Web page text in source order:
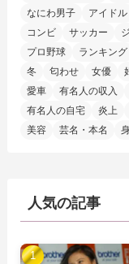
なにわ男子
アイドル
コンビ
サッカー
プロ野球
ランキング
冬
匂わせ 女優
愛車
有名人の収入
有名人の自宅
炎上
美容
芸名・本名
人気の記事